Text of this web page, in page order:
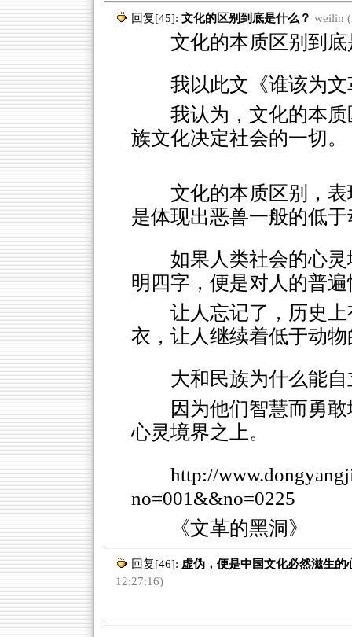
回复[45]: 文化的区别到底是什么？ weilin
文化的本质区别到底
我以此文《谁该为
我认为，文化的本
族文化决定社会的一切。
文化的本质区别，
是体现出恶兽一般的低
如果人类社会的心
明四字，便是对人的普
让人忘记了，历史
衣，让人继续着低于动
大和民族为什么能
因为他们智慧而勇
心灵境界之上。
http://
no=001&&no=0225
《文革的黑洞》
回复[46]: 虚伪，便是中国文化必然滋生
12:27:16)